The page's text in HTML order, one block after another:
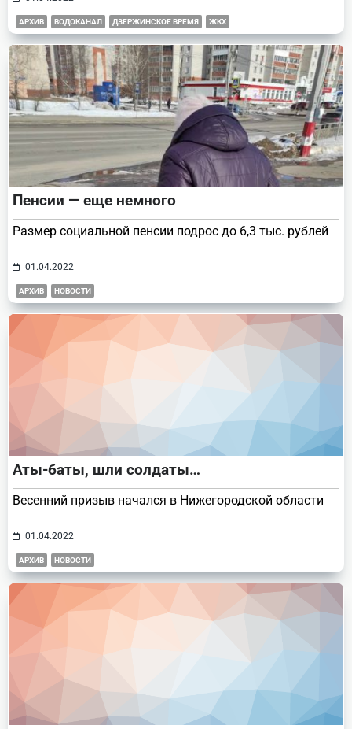
АРХИВ ВОДОКАНАЛ ДЗЕРЖИНСКОЕ ВРЕМЯ ЖКХ
Пенсии — еще немного
Размер социальной пенсии подрос до 6,3 тыс. рублей
01.04.2022
АРХИВ НОВОСТИ
Аты-баты, шли солдаты…
Весенний призыв начался в Нижегородской области
01.04.2022
АРХИВ НОВОСТИ